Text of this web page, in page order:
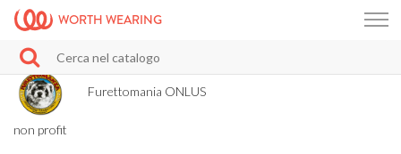
WORTH WEARING
Furettomania ONLUS
non profit